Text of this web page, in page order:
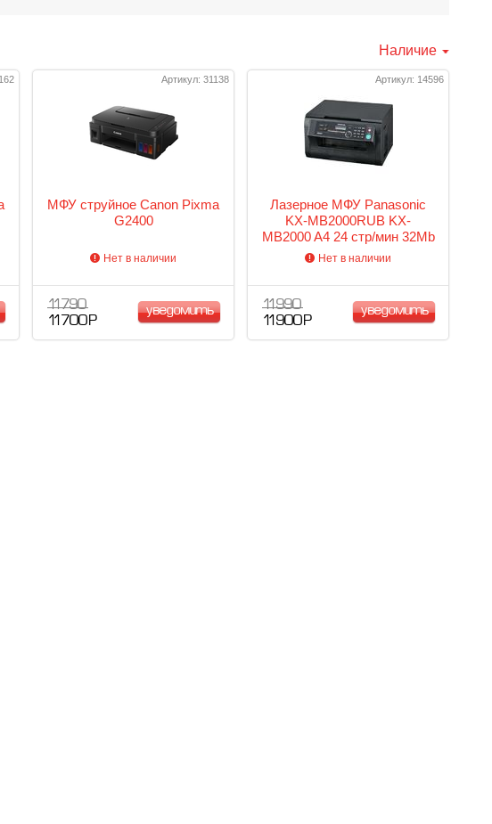
Наличие
Артикул: 31138
МФУ струйное Canon Pixma
G2400
Нет в наличии
11 790
11 700 Р
уведомить
Артикул: 14596
Лазерное МФУ Panasonic
KX-MB2000RUB KX-
MB2000 A4 24 стр/мин 32Mb
600x600dpi принтер/сканер/
Нет в наличии
11 990
11 900 Р
уведомить